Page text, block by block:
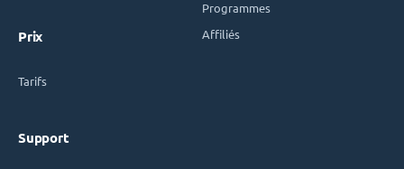
Prix
Tarifs
Support
Programmes
Affiliés